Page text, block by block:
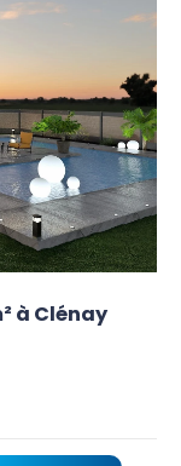
à Clénay